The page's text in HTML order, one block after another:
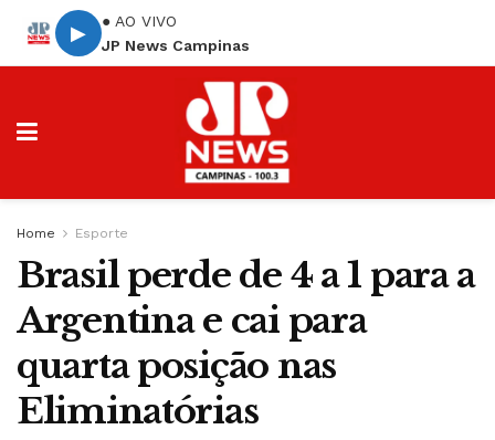
▶
● AO VIVO
JP News Campinas
Home Esporte
Brasil perde de 4 a 1 para a
Argentina e cai para
quarta posição nas
Eliminatórias